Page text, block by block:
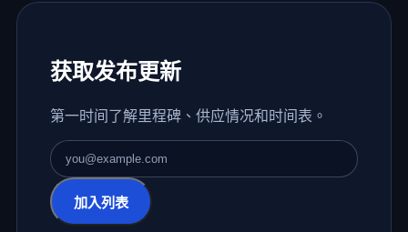
获取发布更新
第一时间了解里程碑、供应情况和时间表。
电子邮件地址
加入列表